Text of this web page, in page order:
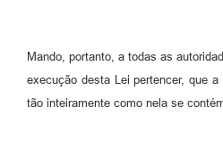
Mando, portanto, a todas as
execução desta Lei pertencer, que
tão inteiramente como nela se